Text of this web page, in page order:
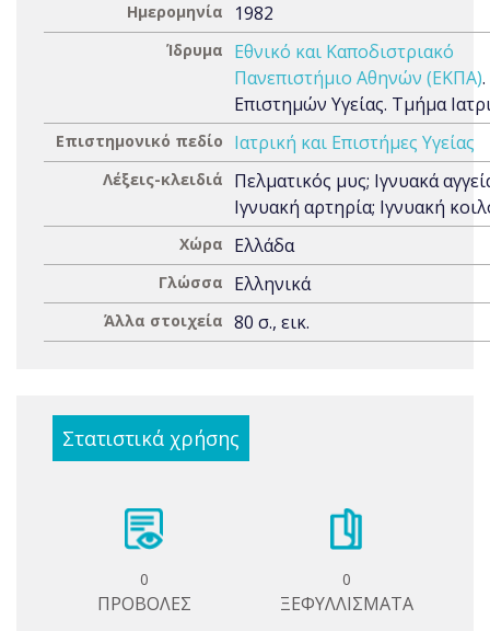
Ημερομηνία 1982
Ίδρυμα
Εθνικό και Καποδιστριακό
Πανεπιστήμιο Αθηνών (ΕΚΠΑ)
Επιστημών Υγείας. Τμήμα
Επιστημονικό πεδίο Ιατρική και Επιστήμες Υγείας
Λέξεις-κλειδιά
Πελματικός μυς; Ιγνυακά
Ιγνυακή αρτηρία; Ιγνυακή
Χώρα Ελλάδα
Γλώσσα Ελληνικά
Άλλα στοιχεία 80 σ., εικ.
Στατιστικά χρήσης
0
ΠΡΟΒΟΛΕΣ
0
ΞΕΦΥΛΛΙΣΜΑΤΑ